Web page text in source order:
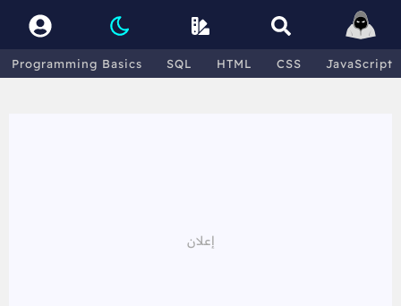
Programming Basics SQL HTML CSS JavaScript